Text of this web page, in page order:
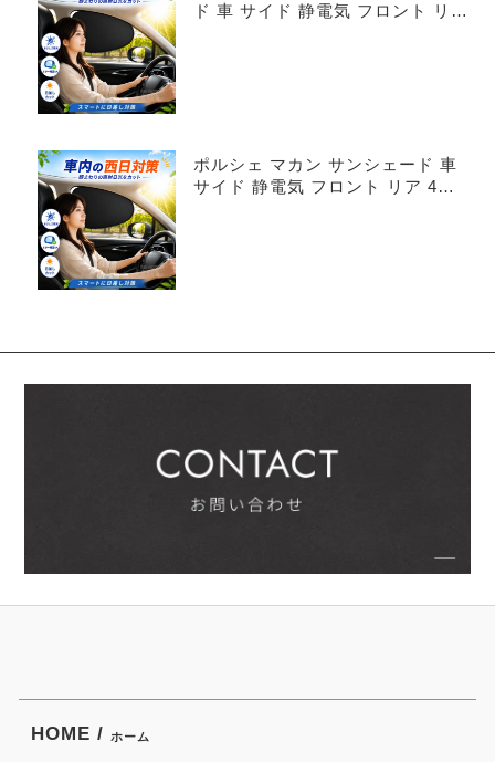
ド 車 サイド 静電気 フロント リア
ポルシェ マカン サンシェード 車
サイド 静電気 フロント リア 4枚
HOME / ホーム